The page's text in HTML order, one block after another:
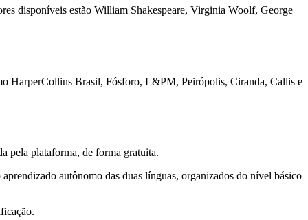
disponíveis estão William Shakespeare, Virginia Woolf, George
HarperCollins Brasil, Fósforo, L&PM, Peirópolis, Ciranda, Callis e
pela plataforma, de forma gratuita.
autônomo das duas línguas, organizados do nível básico